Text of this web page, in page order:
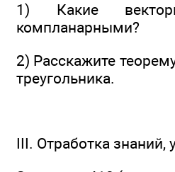
1) Какие
компланарными?
2) Расскажите
треугольника.
III. Отработка знаний,